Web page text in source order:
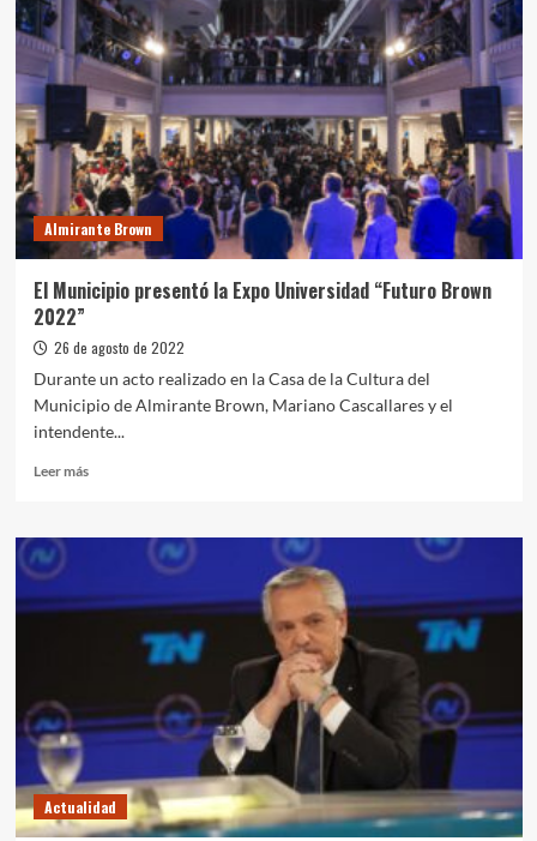
las
obras
en
la
escuela
N°
31
del
barrio
La
Pradera
Almirante Brown
El Municipio presentó la Expo Universidad “Futuro Brown
2022”
26 de agosto de 2022
Durante un acto realizado en la Casa de la Cultura del
Municipio de Almirante Brown, Mariano Cascallares y el
intendente...
Leer másLeer
El
la
Universidad
2022”
Actualidad